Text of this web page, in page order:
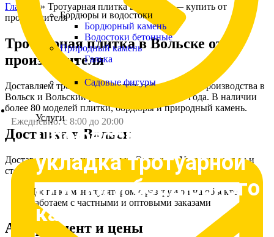
Ежедневно: с 8:00 до 20:00
Бордюры и водостоки
Бордюрный камень
Водостоки бетонные
Природный камень
Галька
Садовые фигуры
Услуги
Профессиональная
укладка тротуарной
плитки и бордюрного
камня
Главная » Тротуарная плитка в Вольске — купить от
производителя
Тротуарная плитка в Вольске от
производителя
Доставляем тротуарную плитку собственного производства в
Вольск и Вольский район. Работаем с 2015 года. В наличии
более 80 моделей плитки, бордюры и природный камень.
Доставка в Вольск
Доставляем манипулятором из Энгельса. Уточните сроки и
стоимость доставки в ваш район по телефону.
Доставка манипулятором с разгрузкой на объекте
Работаем с частными и оптовыми заказами
Ассортимент и цены